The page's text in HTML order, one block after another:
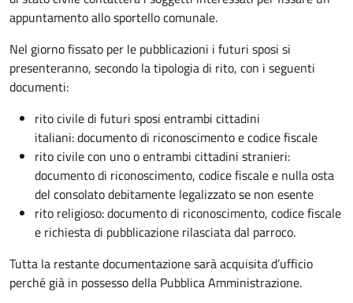
appuntamento allo sportello comunale.
Nel giorno fissato per le pubblicazioni i futuri sposi si
presenteranno, secondo la tipologia di rito, con i seguenti
documenti:
rito civile di futuri sposi entrambi cittadini
italiani: documento di riconoscimento e codice fiscale
rito civile con uno o entrambi cittadini stranieri:
documento di riconoscimento, codice fiscale e nulla osta
del consolato debitamente legalizzato se non esente
rito religioso: documento di riconoscimento, codice fiscale
e richiesta di pubblicazione rilasciata dal parroco.
Tutta la restante documentazione sarà acquisita d’ufficio
perché già in possesso della Pubblica Amministrazione.